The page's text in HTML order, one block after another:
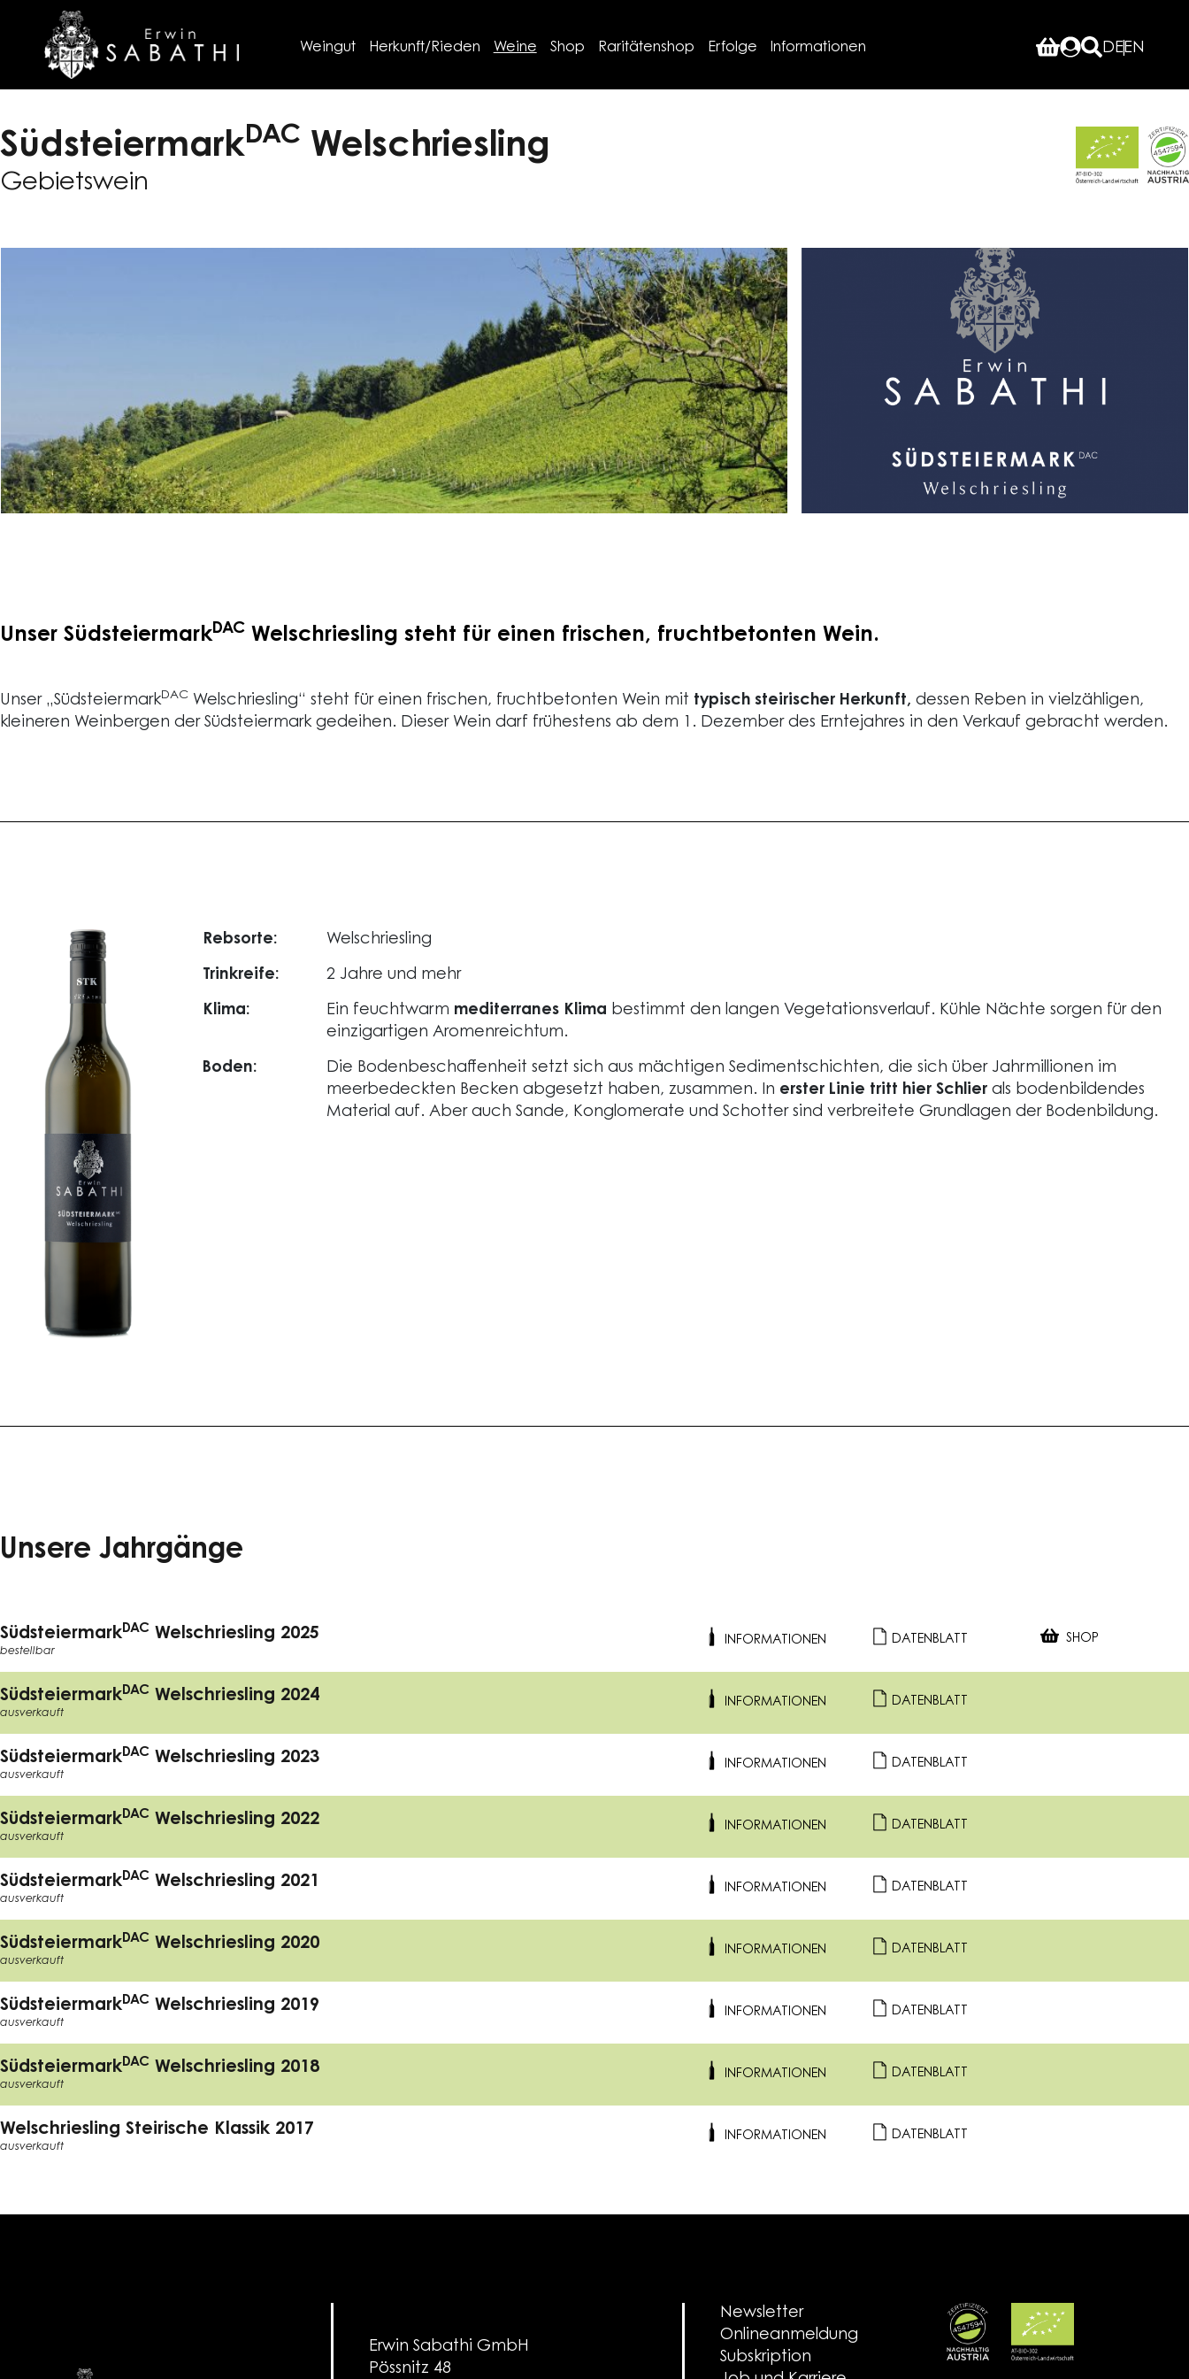
Weingut Herkunft/Rieden Weine Shop Raritätenshop Erfolge Informationen DEEN
SüdsteiermarkDAC Welschriesling
Gebietswein
Unser SüdsteiermarkDAC Welschriesling steht für einen frischen, fruchtbetonten Wein.
Unser „SüdsteiermarkDAC Welschriesling“ steht für einen frischen, fruchtbetonten Wein mit typisch steirischer Herkunft, dessen Reben in vielzähligen,
kleineren Weinbergen der Südsteiermark gedeihen. Dieser Wein darf frühestens ab dem 1. Dezember des Erntejahres in den Verkauf gebracht werden.
Rebsorte: Welschriesling
Trinkreife: 2 Jahre und mehr
Klima: Ein feuchtwarm mediterranes Klima bestimmt den langen Vegetationsverlauf. Kühle Nächte sorgen für den
einzigartigen Aromenreichtum.
Boden:
Die Bodenbeschaffenheit setzt sich aus mächtigen Sedimentschichten, die sich über Jahrmillionen im
meerbedeckten Becken abgesetzt haben, zusammen. In erster Linie tritt hier Schlier als bodenbildendes
Material auf. Aber auch Sande, Konglomerate und Schotter sind verbreitete Grundlagen der Bodenbildung.
Unsere Jahrgänge
Südsteiermark DAC Welschriesling 2025
bestellbar
INFORMATIONEN DATENBLATT SHOP
Südsteiermark DAC Welschriesling 2024
ausverkauft
INFORMATIONEN DATENBLATT
Südsteiermark DAC Welschriesling 2023
ausverkauft
INFORMATIONEN DATENBLATT
Südsteiermark DAC Welschriesling 2022
ausverkauft
INFORMATIONEN DATENBLATT
Südsteiermark DAC Welschriesling 2021
ausverkauft
INFORMATIONEN DATENBLATT
Südsteiermark DAC Welschriesling 2020
ausverkauft
INFORMATIONEN DATENBLATT
Südsteiermark DAC Welschriesling 2019
ausverkauft
INFORMATIONEN DATENBLATT
Südsteiermark DAC Welschriesling 2018
ausverkauft
INFORMATIONEN DATENBLATT
Welschriesling Steirische Klassik 2017
ausverkauft
INFORMATIONEN DATENBLATT
Erwin Sabathi GmbH
Pössnitz 48
Newsletter
Onlineanmeldung
Subskription